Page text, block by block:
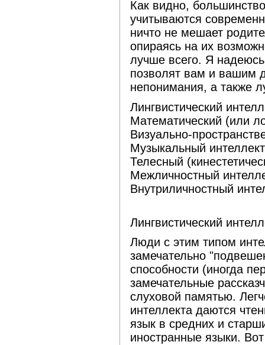
Как видно,
учитываются
ничто не мешает
опираясь на их
лучше всего. Я
позволят вам и вашим
непонимания, а также
Лингвистический
Математический (или
Визуально-
Музыкальный интеллект
Телесный
Межличностный
Внутриличностный
Лингвистический
Люди с этим типом
замечательно
способности (иногда
замечательные
слуховой памятью.
интеллекта даются
язык в средних и
иностранные языки.